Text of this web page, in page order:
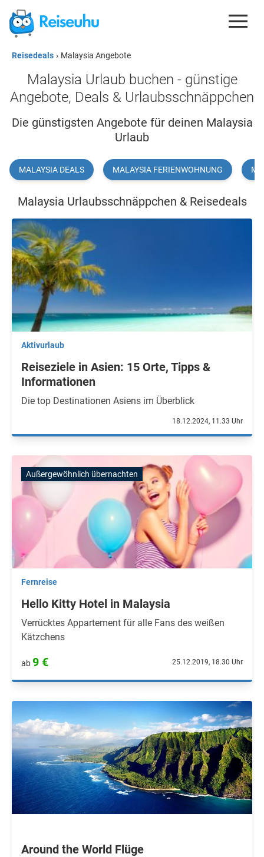
REISEDEALS
GUTSCHEINE
ESIM
REISEBLOG
Reisedeals › Malaysia Angebote
Malaysia Urlaub buchen - günstige
Angebote, Deals & Urlaubsschnäppchen
Die günstigsten Angebote für deinen Malaysia
Urlaub
MALAYSIA DEALS MALAYSIA FERIENWOHNUNG
Malaysia Urlaubsschnäppchen & Reisedeals
Aktivurlaub
Reiseziele in Asien: 15 Orte, Tipps &
Informationen
Die top Destinationen Asiens im Überblick
18.12.2024, 11.33 Uhr
Außergewöhnlich übernachten
Fernreise
Hello Kitty Hotel in Malaysia
Verrücktes Appartement für alle Fans des weißen
Kätzchens
ab9 € 25.12.2019, 18.30 Uhr
Around the World Flüge